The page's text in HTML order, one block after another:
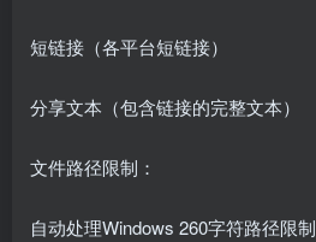
短链接（各平台短链接）
分享文本（包含链接的完整文本）
文件路径限制：
自动处理Windows 260字符路径限制